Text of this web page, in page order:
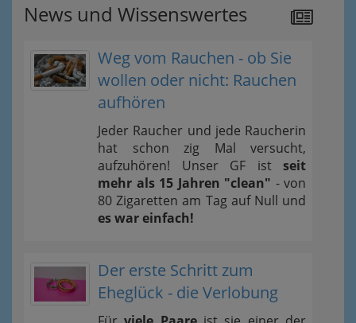
News und Wissenswertes
Weg vom Rauchen - ob Sie
wollen oder nicht: Rauchen
aufhören
Jeder Raucher und jede Raucherin
hat schon zig Mal versucht,
aufzuhören! Unser GF ist seit
mehr als 15 Jahren "clean" - von
80 Zigaretten am Tag auf Null und
es war einfach!
Der erste Schritt zum
Eheglück - die Verlobung